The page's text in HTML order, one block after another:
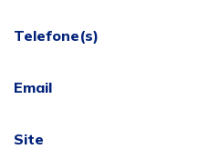
Telefone(s)
Email
Site